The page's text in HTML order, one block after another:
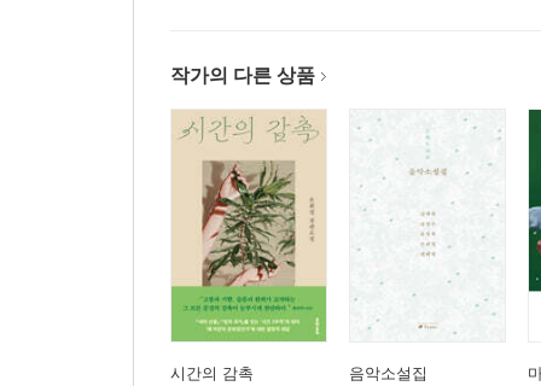
작가의 다른 상품
시간의 감촉 음악소설집